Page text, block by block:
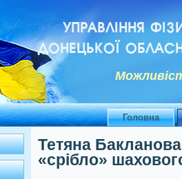
УПРАВЛІННЯ
ДОНЕЦЬКОЇ
Головна
Тетяна
«срібло»